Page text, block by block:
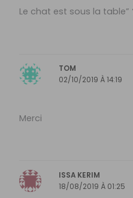
Le chat est sous la table”
TOM
02/10/2019 À 14:19
Merci
ISSA KERIM
18/08/2019 À 01:25